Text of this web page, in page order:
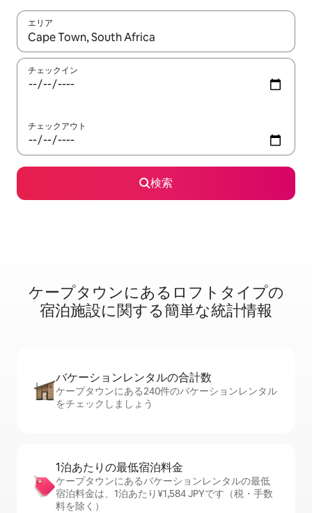
エリア
検索結果が表示されたら、上下の矢印キーを使って移動するか
チェックイン
チェックアウト
検索
ケープタウンに⁠あ⁠るロ⁠フ⁠ト⁠タ⁠イ⁠プ⁠の
宿⁠泊⁠施⁠設⁠に関⁠す⁠る簡⁠単⁠な統⁠計⁠情⁠報
バケーションレ⁠ン⁠タ⁠ル⁠の合⁠計⁠数
ケープタウンにある240件のバケーションレンタル
をチェックしましょう
1泊あたりの最⁠低⁠宿⁠泊⁠料⁠金
ケープタウンにあるバケーションレンタルの最低
宿泊料金は、1泊あたり¥1,584 JPYです（税・手数
料を除く）